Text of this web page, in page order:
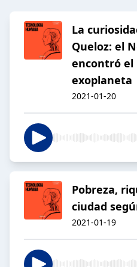
La
Queloz: el
encontró
exoplaneta
2021-01-20
Pobreza,
ciudad
2021-01-19